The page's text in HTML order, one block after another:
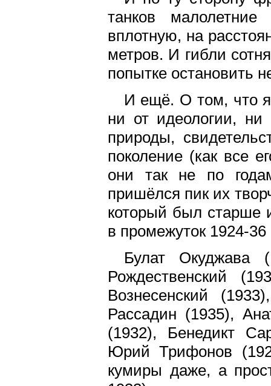
танков
вплотную, на
метров. И гибли
попытке остановить
И ещё. О том, что
ни от идеологии,
природы,
поколение (как все
они так не по
пришёлся пик их
который был старше
в промежуток 1924-36
Булат Окуджава
Рождественский
Вознесенский
Рассадин (1935),
(1932), Бенедикт
Юрий Трифонов
кумиры даже, а